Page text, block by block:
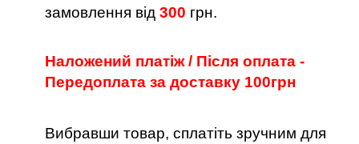
замовлення від 300 грн.
Наложений платіж / Після оплата -
Передоплата за доставку 100грн
Вибравши товар, сплатіть зручним для